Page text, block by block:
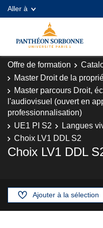
Aller à
Offre de formation
Master Droit de la
Master parcours Droit,
l'audiovisuel (ouvert en
professionnalisation)
UE1 PI S2
Langues
Choix LV1 DDL S2
Choix LV1 DDL
Ajouter à la sélection